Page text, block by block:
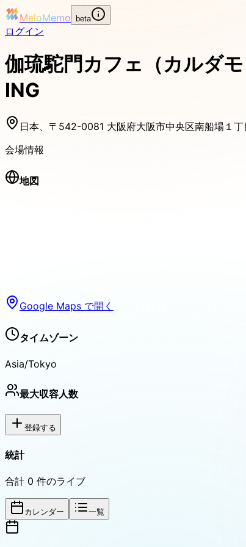
MeloMemo beta
ログイン
伽琉駝門カフェ（カルダ
ING
日本、〒542-0081 大阪府大阪市中央区南船場１
会場情報
地図
Google Maps で開く
タイムゾーン
Asia/Tokyo
最大収容人数
登録する
統計
合計 0 件のライブ
カレンダー 一覧